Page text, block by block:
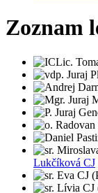
Zoznam
Lukčíková CJ